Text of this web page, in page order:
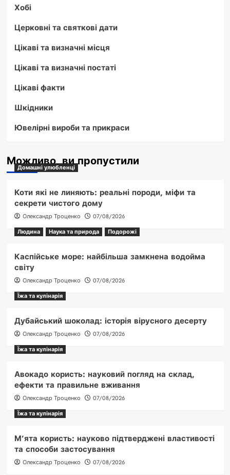
Хобі
Церковні та святкові дати
Цікаві та визначні місця
Цікаві та визначні постаті
Цікаві факти
Шкідники
Ювелірні вироби та прикраси
Можливо, ви пропустили
Домашні улюбленці
Коти які не линяють: реальні породи, міфи та
секрети чистого дому
Олександр Троценко
07/08/2026
Людина
Наука та природа Подорожі
Каспійське море: найбільша замкнена водойма
світу
Олександр Троценко
07/08/2026
Їжа та кулінарія
Дубайський шоколад: історія вірусного десерту
Олександр Троценко
07/08/2026
Їжа та кулінарія
Авокадо користь: науковий погляд на склад,
ефекти та правильне вживання
Олександр Троценко
07/08/2026
Їжа та кулінарія
М’ята користь: науково підтверджені властивості
та способи застосування
Олександр Троценко 07/08/2026